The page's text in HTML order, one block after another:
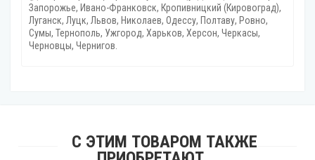
Запорожье, Ивано-Франковск, Кропивницкий‎ (Кировоград),
Луганск, Луцк, Львов, Николаев, Одессу, Полтаву, Ровно,
Сумы, Тернополь, Ужгород‎, Харьков, Херсон‎, Черкасы,
Черновцы, Чернигов.
С ЭТИМ ТОВАРОМ ТАКЖЕ